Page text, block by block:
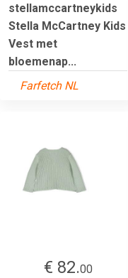
stellamccartneykids
Stella McCartney Kids
Vest met
bloemenap...
Farfetch NL
€ 82.00